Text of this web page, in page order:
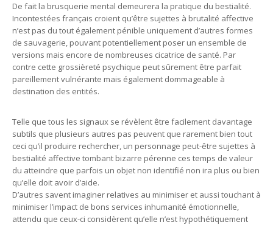
De fait la brusquerie mental demeurera la pratique du bestialité.
Incontestées français croient qu’être sujettes à brutalité affective
n’est pas du tout également pénible uniquement d’autres formes
de sauvagerie, pouvant potentiellement poser un ensemble de
versions mais encore de nombreuses cicatrice de santé. Par
contre cette grossièreté psychique peut sûrement être parfait
pareillement vulnérante mais également dommageable à
destination des entités.
Telle que tous les signaux se révèlent être facilement davantage
subtils que plusieurs autres pas peuvent que rarement bien tout
ceci qu’il produire rechercher, un personnage peut-être sujettes à
bestialité affective tombant bizarre pérenne ces temps de valeur
du atteindre que parfois un objet non identifié non ira plus ou bien
qu’elle doit avoir d’aide.
D’autres savent imaginer relatives au minimiser et aussi touchant à
minimiser l’impact de bons services inhumanité émotionnelle,
attendu que ceux-ci considèrent qu’elle n’est hypothétiquement